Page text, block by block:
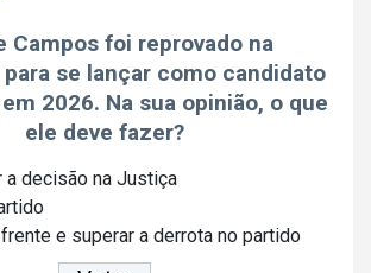
Campos foi reprovado na
se lançar como candidato
2026. Na sua opinião, o que
ele deve fazer?
a decisão na Justiça
e superar a derrota no partido